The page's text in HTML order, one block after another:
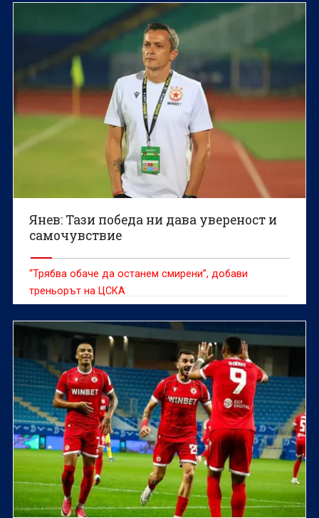
Янев: Тази победа ни дава увереност и
самочувствие
“Трябва обаче да останем смирени”, добави
треньорът на ЦСКА